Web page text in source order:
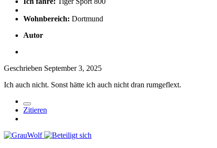
Wohnbereich: Dortmund
Autor
Geschrieben September 3, 2025
Ich auch nicht. Sonst hätte ich auch nicht dran rumgeflext.
Zitieren